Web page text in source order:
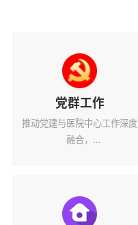
党群工作
推动党建与医院中心工作深度
融合，